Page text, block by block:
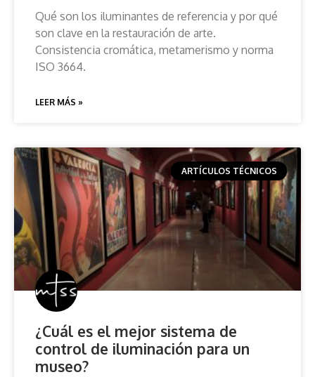
Qué son los iluminantes de referencia y por qué
son clave en la restauración de arte.
Consistencia cromática, metamerismo y norma
ISO 3664.
LEER MÁS »
ARTÍCULOS TÉCNICOS
¿Cuál es el mejor sistema de
control de iluminación para un
museo?